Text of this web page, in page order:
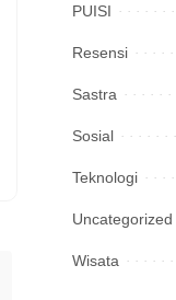
PUISI
Resensi
Sastra
Sosial
Teknologi
Uncategorized
Wisata